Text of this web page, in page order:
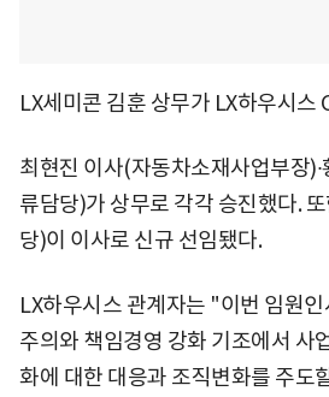
LX세미콘 김훈 상무가 LX하우시스
최현진 이사(자동차소재사업부장
류담당)가 상무로 각각 승진했다.
당)이 이사로 신규 선임됐다.
LX하우시스 관계자는 "이번 임원
주의와 책임경영 강화 기조에서 사
화에 대한 대응과 조직변화를 주도